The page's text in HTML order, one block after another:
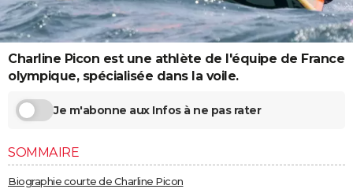
Destinations
City break
Voyage nature
Voyage de noces
Forum
Climat
PHOTO
GUIDES D'ACHAT
BONS PLANS
CARTE DE VOEUX
DICTIONNAIRE
Dictionnaire
Biographies
Citations
Expressions
Proverbes
PROGRAMME TV
Charline Picon est une athlète de l'équipe de France
olympique, spécialisée dans la voile.
Je m'abonne aux Infos à ne pas rater
SOMMAIRE
Biographie courte de Charline Picon